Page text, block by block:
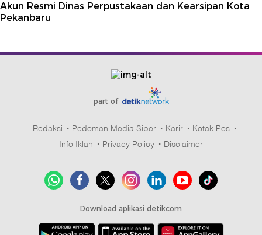
Akun Resmi Dinas Perpustakaan dan Kearsipan Kota
Pekanbaru
part of
Redaksi Pedoman Media Siber Karir
Kotak Pos
Info Iklan
Privacy Policy Disclaimer
Download aplikasi detikcom